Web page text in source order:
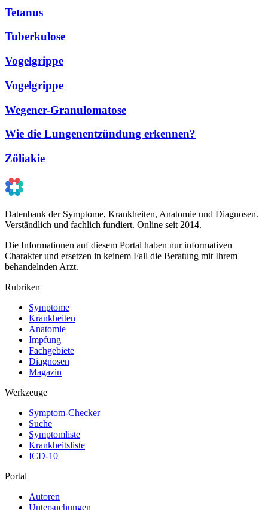
Tetanus
Tuberkulose
Vogelgrippe
Vogelgrippe
Wegener-Granulomatose
Wie die Lungenentzündung erkennen?
Zöliakie
Datenbank der Symptome, Krankheiten, Anatomie und Diagnosen.
Verständlich und fachlich fundiert. Online seit 2014.
Die Informationen auf diesem Portal haben nur informativen
Charakter und ersetzen in keinem Fall die Beratung mit Ihrem
behandelnden Arzt.
Rubriken
Symptome
Krankheiten
Anatomie
Impfung
Fachgebiete
Diagnosen
Magazin
Werkzeuge
Symptom-Checker
Suche
Symptomliste
Krankheitsliste
ICD-10
Portal
Autoren
Untersuchungen